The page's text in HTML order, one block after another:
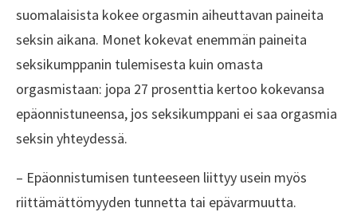
suomalaisista kokee orgasmin aiheuttavan paineita
seksin aikana. Monet kokevat enemmän paineita
seksikumppanin tulemisesta kuin omasta
orgasmistaan: jopa 27 prosenttia kertoo kokevansa
epäonnistuneensa, jos seksikumppani ei saa orgasmia
seksin yhteydessä.
– Epäonnistumisen tunteeseen liittyy usein myös
riittämättömyyden tunnetta tai epävarmuutta.